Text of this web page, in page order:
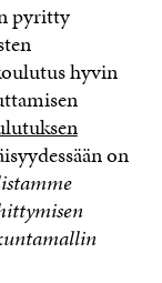
pyritty
hyvin
on